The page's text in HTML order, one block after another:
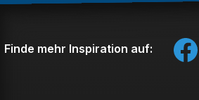
Finde mehr Inspiration auf: